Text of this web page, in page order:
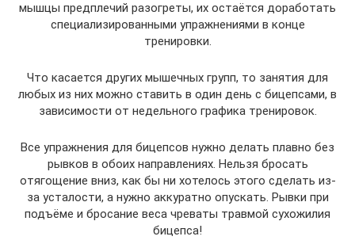
мышцы предплечий разогреты, их остаётся доработать
специализированными упражнениями в конце
тренировки.
Что касается других мышечных групп, то занятия для
любых из них можно ставить в один день с бицепсами, в
зависимости от недельного графика тренировок.
Все упражнения для бицепсов нужно делать плавно без
рывков в обоих направлениях. Нельзя бросать
отягощение вниз, как бы ни хотелось этого сделать из-
за усталости, а нужно аккуратно опускать. Рывки при
подъёме и бросание веса чреваты травмой сухожилия
бицепса!